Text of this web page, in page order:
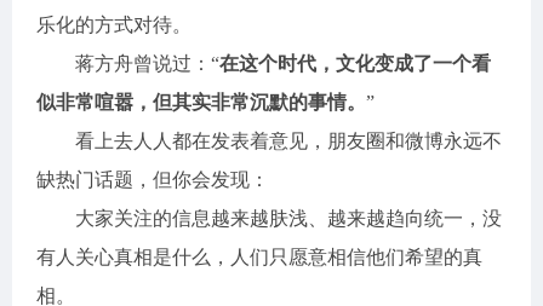
乐化的方式对待。
蒋方舟曾说过：“在这个时代，文化变成了一个看
似非常喧嚣，但其实非常沉默的事情。 ”
看上去人人都在发表着意见，朋友圈和微博永远不
缺热门话题，但你会发现：
大家关注的信息越来越肤浅、越来越趋向统一，没
有人关心真相是什么，人们只愿意相信他们希望的真
相。